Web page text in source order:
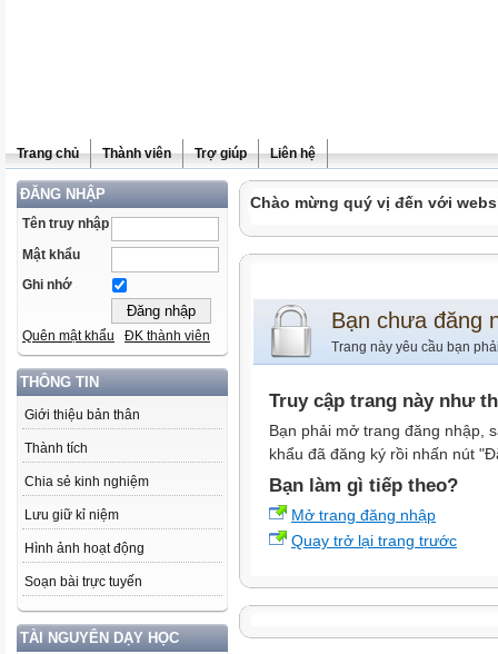
Trang chủ Thành viên Trợ giúp Liên hệ
ĐĂNG NHẬP
Tên truy nhập
Mật khẩu
Ghi nhớ
Quên mật khẩu ĐK thành viên
THÔNG TIN
Giới thiệu bản thân
Thành tích
Chia sẻ kinh nghiệm
Lưu giữ kỉ niệm
Hình ảnh hoạt động
Soạn bài trực tuyến
TÀI NGUYÊN DẠY HỌC
Chào mừng quý vị đến với
Bạn chưa đăng
Trang này yêu cầu bạn
Truy cập trang này như
Bạn phải mở trang đăng nhập,
khẩu đã đăng ký rồi nhấn nút
Bạn làm gì tiếp theo?
Mở trang đăng nhập
Quay trở lại trang trước